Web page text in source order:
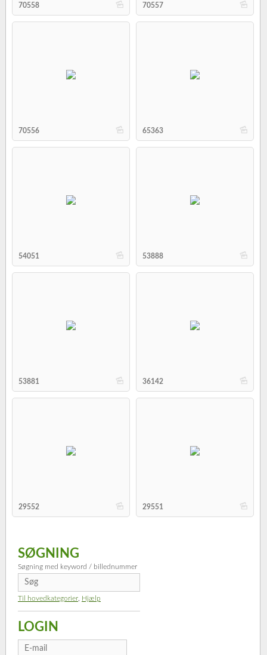
b
70558 b
70557
b
70556 b
65363
b
54051 b
53888
b
53881 b
36142
b
29552 b
29551
SØGNING
Søgning med keyword / billednummer
Til hovedkategorier Hjælp
LOGIN